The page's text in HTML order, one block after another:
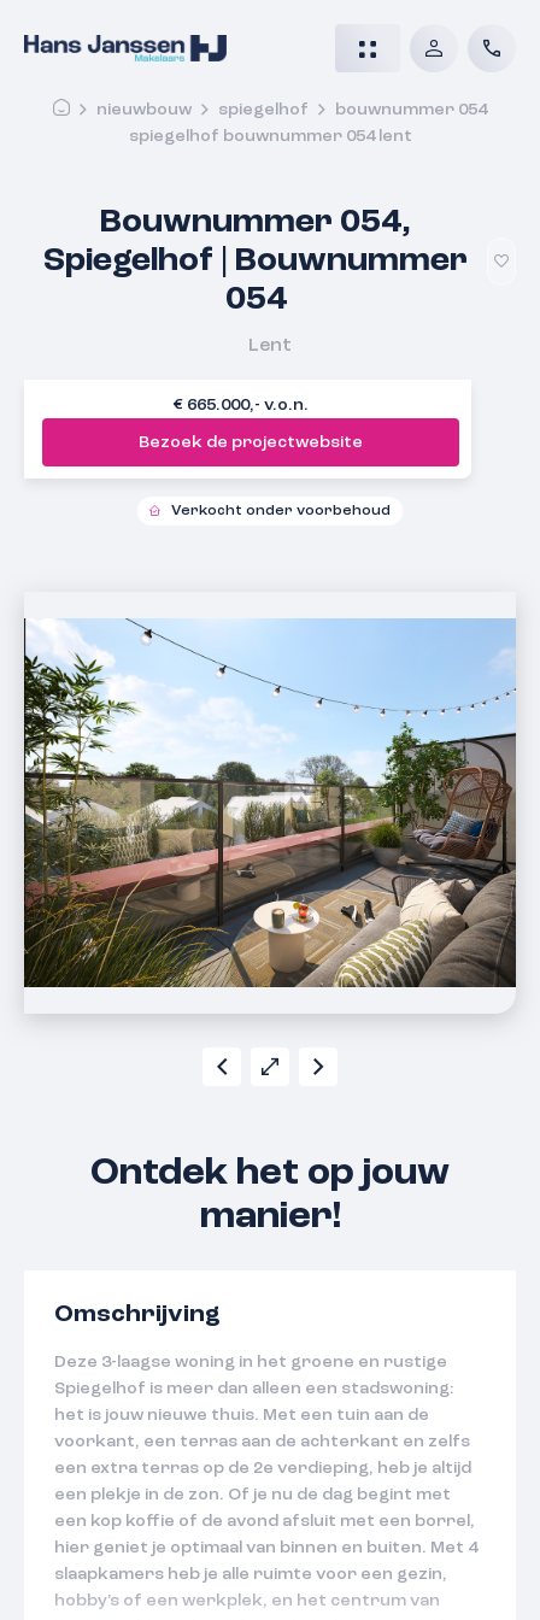
nieuwbouw spiegelhof
bouwnummer 054
spiegelhof bouwnummer 054 lent
Bouwnummer 054,
Spiegelhof | Bouwnummer
054
Lent
€ 665.000,- v.o.n.
Bezoek de projectwebsite
Verkocht onder voorbehoud
Ontdek het op jouw
manier!
Omschrijving
Deze 3-laagse woning in het groene en rustige
Spiegelhof is meer dan alleen een stadswoning:
het is jouw nieuwe thuis. Met een tuin aan de
voorkant, een terras aan de achterkant en zelfs
een extra terras op de 2e verdieping, heb je altijd
een plekje in de zon. Of je nu de dag begint met
een kop koffie of de avond afsluit met een borrel,
hier geniet je optimaal van binnen en buiten. Met 4
slaapkamers heb je alle ruimte voor een gezin,
hobby’s of een werkplek, en het centrum van